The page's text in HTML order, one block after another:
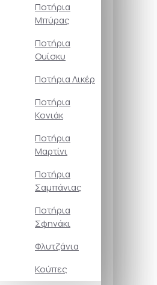
Ποτήρια
Μπύρας
Ποτήρια
Ουίσκυ
Ποτήρια Λικέρ
Ποτήρια
Κονιάκ
Ποτήρια
Μαρτίνι
Ποτήρια
Σαμπάνιας
Ποτήρια
Σφηνάκι
Φλυτζάνια
Κούπες